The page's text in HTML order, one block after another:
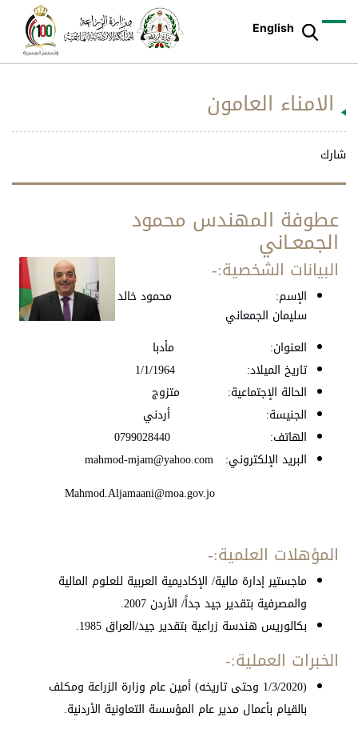
English
الامناء العامون
شارك
عطوفة المهندس محمود
الجمعـاني
البيانات الشخصية:-
الإسم: محمود خالد
سليمان الجمعاني
العنوان: مأدبا
تاريخ الميلاد: 1/1/1964
الحالة الإجتماعية: متزوج
الجنيسة: أردني
الهاتف: 0799028440
البريد الإلكتروني: mahmod-mjam@yahoo.com
Mahmod.Aljamaani@moa.gov.jo
المؤهلات العلمية:-
ماجستير إدارة مالية/ الإكاديمية العربية للعلوم المالية
والمصرفية بتقدير جيد جداً/ الأردن 2007.
بكالوريس هندسة زراعية بتقدير جيد/العراق 1985.
الخبرات العملية:-
(1/3/2020 وحتى تاريخه) أمين عام وزارة الزراعة ومكلف
بالقيام بأعمال مدير عام المؤسسة التعاونية الأردنية.